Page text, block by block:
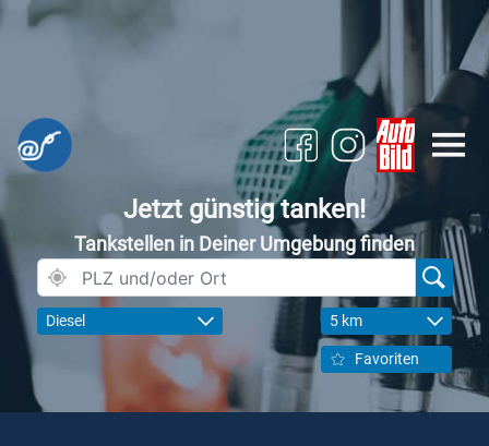
Jetzt günstig tanken!
Tankstellen in Deiner Umgebung finden
Diesel 5 km
Favoriten